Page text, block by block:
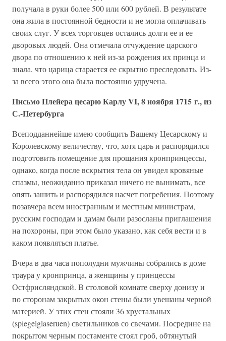
получала в руки более 500 или 600 рублей. В результате
она жила в постоянной бедности и не могла оплачивать
своих слуг. У всех торговцев остались долги ее и ее
дворовых людей. Она отмечала отчуждение царского
двора по отношению к ней из-за рождения их принца и
знала, что царица старается ее скрытно преследовать. Из-
за всего этого она была постоянно удручена.
Письмо Плейера цесарю Карлу VI, 8 ноября 1715 г., из
С.-Петербурга
Всеподданнейше имею сообщить Вашему Цесарскому и
Королевскому величеству, что, хотя царь и распорядился
подготовить помещение для прощания кронпринцессы,
однако, когда после вскрытия тела он увидел кровяные
спазмы, неожиданно приказал ничего не вынимать, все
опять зашить и распорядился насчет погребения. Поэтому
позавчера всем иностранным и местным министрам,
русским господам и дамам были разосланы приглашения
на похороны, при этом было указано, как себя вести и в
каком появляться платье.
Вчера в два часа пополудни мужчины собрались в доме
траура у кронпринца, а женщины у принцессы
Остфрисляндской. В столовой комнате сверху донизу и
по сторонам закрытых окон стены были увешаны черной
материей. У этих стен стояли 36 хрустальных
(spiegelglaseruen) светильников со свечами. Посредине на
покрытом черным постаменте стоял гроб, обтянутый